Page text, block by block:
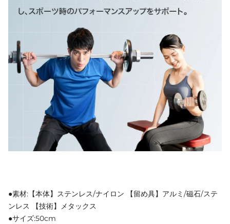
●素材:【本体】ステンレス/ナイロン 【留め具】アルミ/磁石/ステ
ンレス 【技術】メタックス
●サイズ:50cm